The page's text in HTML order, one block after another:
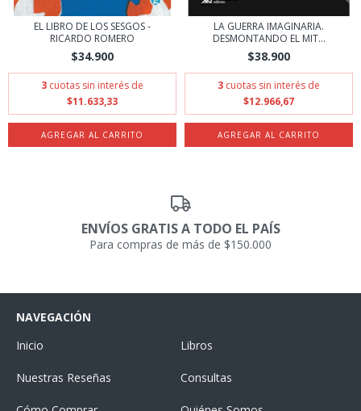
EL LIBRO DE LOS SESGOS -
RICARDO ROMERO
$34.900
3 cuotas sin interés de
$11.633,33
LA GUERRA IMAGINARIA.
DESMONTANDO EL MIT...
$38.900
3 cuotas sin interés de
$12.966,67
ENVÍOS GRATIS A TODO EL PAÍS
Para compras de más de $150.000
NAVEGACIÓN
Inicio
Libros
Nuestras Reseñas Consultas